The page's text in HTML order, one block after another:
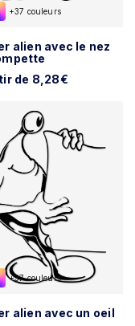
+37 couleurs
alien avec le nez
de 8,28€
+37 couleurs
alien avec un oeil